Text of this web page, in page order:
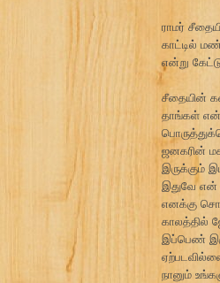
ராமர்
காட்டில்
என்று
சீதையின்
தாங்கள் என்
ஜனகரின்
இருக்கும்
இதுவே
எனக்கு
காலத்தில்
இப்பெண்
நானும்